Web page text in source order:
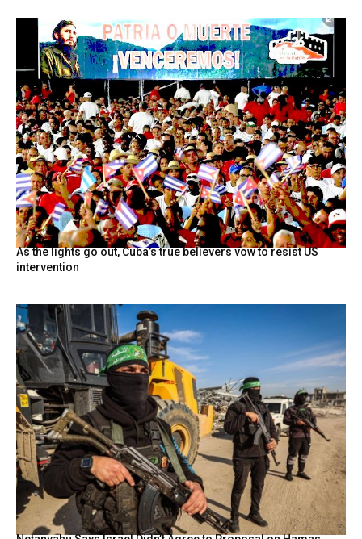
As the lights go out, Cuba’s true believers vow to resist US
intervention